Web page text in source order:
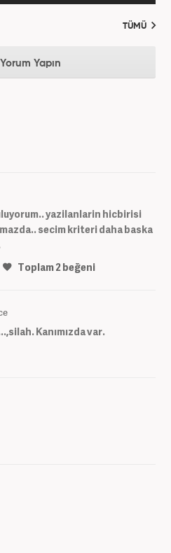
TÜMÜ
Yapın
yazilanlarin hicbirisi
secim kriteri daha baska
Toplam2beğeni
Kanımızda var.